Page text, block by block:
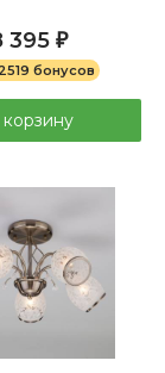
395 ₽
бонусов